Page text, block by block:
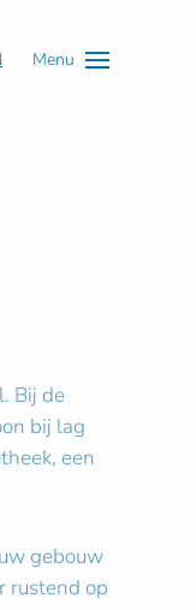
Menu
Bij de
bij lag
een
gebouw
rustend op